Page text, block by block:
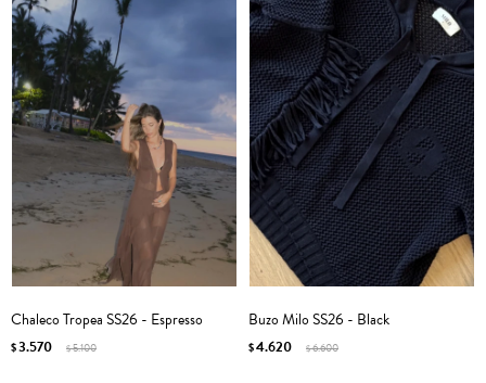
Chaleco Tropea SS26 - Espresso
$3.570 $5.100
Buzo Milo SS26 - Black
$4.620 $6.600